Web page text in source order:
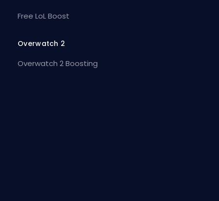
Free LoL Boost
Overwatch 2
Overwatch 2 Boosting